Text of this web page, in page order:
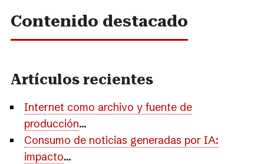
Contenido destacado
Artículos recientes
Internet como archivo y fuente de
producción...
Consumo de noticias generadas por IA:
impacto...